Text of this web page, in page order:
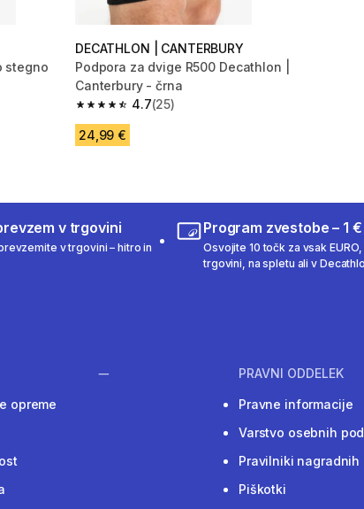
stegno
DECATHLON | CANTERBURY
Podpora za dvige R500 Decathlon |
Canterbury - črna
4.7
4.7 od 5 zvezdic from 25 ocene
(25)
24,99 €
v trgovini
v trgovini – hitro in
Program zvestobe – 1
Osvojite 10 točk za vsak
trgovini, na spletu ali v
opreme
PRAVNI ODDELEK
Pravne informacije
Varstvo osebnih
Pravilniki nagradnih
Piškotki